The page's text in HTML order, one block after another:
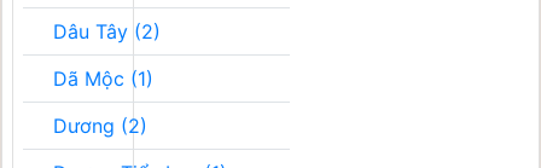
Dâu Tây (2)
Dã Mộc (1)
Dương (2)